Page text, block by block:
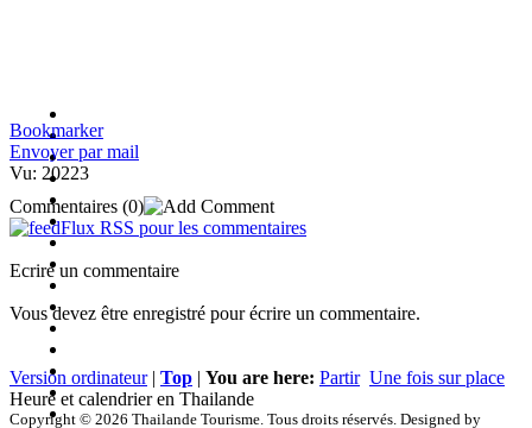
Bookmarker
Envoyer par mail
Vu: 20223
Commentaires (0)
Flux RSS pour les commentaires
Ecrire un commentaire
Vous devez être enregistré pour écrire un commentaire.
Version ordinateur| Top | You are here: Partir Une fois sur place
Heure et calendrier en Thailande
Copyright © 2026 Thailande Tourisme. Tous droits réservés. Designed by